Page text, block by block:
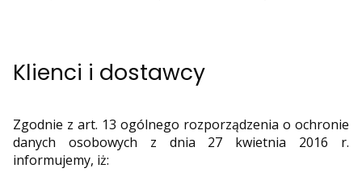
Klienci i dostawcy
Zgodnie z art. 13 ogólnego rozporządzenia o ochronie
danych osobowych z dnia 27 kwietnia 2016 r.
informujemy, iż: